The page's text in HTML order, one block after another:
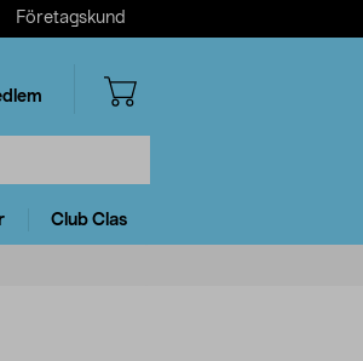
Företagskund
Club Clas